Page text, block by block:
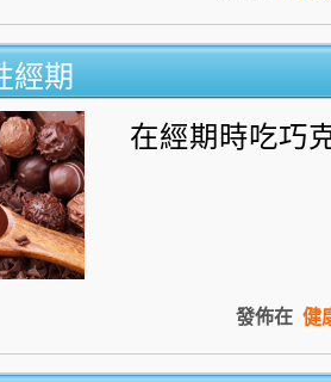
經期
在經期時吃巧
發佈在 健